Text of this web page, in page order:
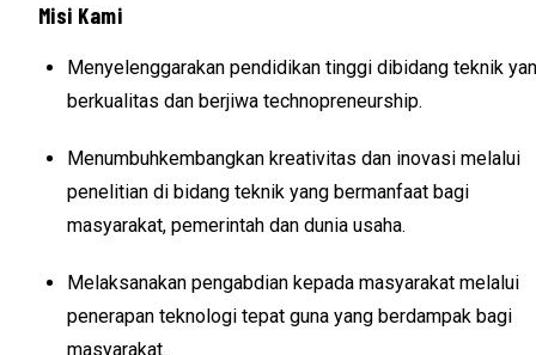
Misi Kami
Menyelenggarakan pendidikan tinggi dibidang teknik
berkualitas dan berjiwa technopreneurship.
Menumbuhkembangkan kreativitas dan inovasi melalui
penelitian di bidang teknik yang bermanfaat bagi
masyarakat, pemerintah dan dunia usaha.
Melaksanakan pengabdian kepada masyarakat melalui
penerapan teknologi tepat guna yang berdampak bagi
masyarakat.